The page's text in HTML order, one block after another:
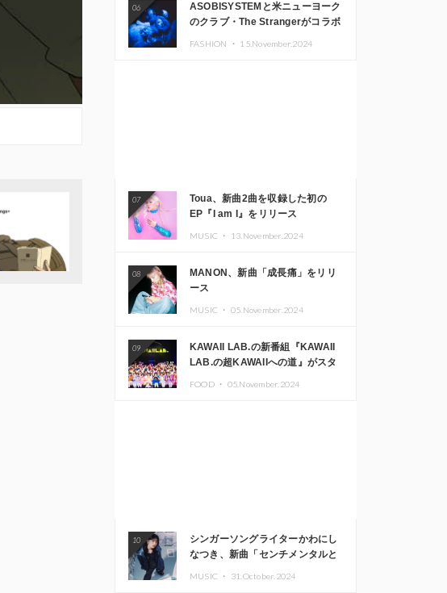
06
ASOBISYSTEMと米ニューヨーク
のクラブ・The Strangerがコラボ
FASHION ・ 15.November.2024
07
Toua、新曲2曲を収録した初の
EP『I am I』をリリース
MUSIC ・ 13.November.2024
08
MANON、新曲「成長痛」をリリ
ース
MUSIC ・ 05.November.2024
09
KAWAII LAB.の新番組『KAWAII
LAB.の超KAWAIIへの道』がスタ
FOOD ・ 05.November.2024
10
シンガーソングライターかわにし
なつき、新曲「センチメンタルと
MUSIC ・ 31.October.2024